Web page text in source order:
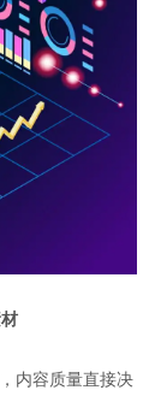
内容质量直接决